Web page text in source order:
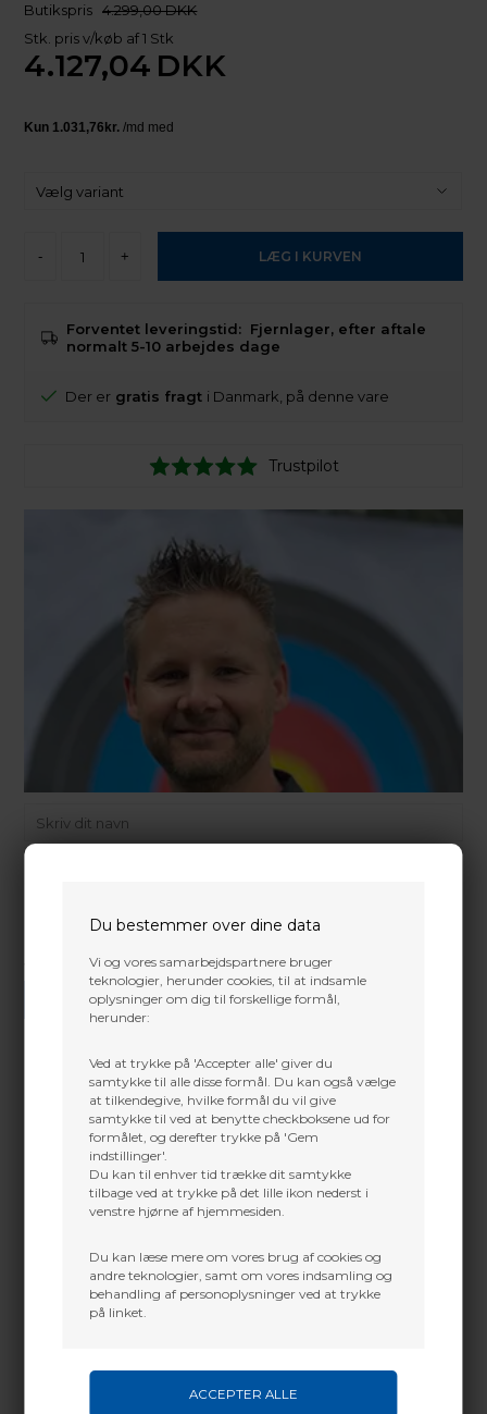
Du bestemmer over dine data
Vi og vores samarbejdspartnere bruger
teknologier, herunder cookies, til at indsamle
oplysninger om dig til forskellige formål,
herunder:
Ved at trykke på 'Accepter alle' giver du
samtykke til alle disse formål. Du kan også vælge
at tilkendegive, hvilke formål du vil give
samtykke til ved at benytte checkboksene ud for
formålet, og derefter trykke på 'Gem
indstillinger'.
Du kan til enhver tid trække dit samtykke
tilbage ved at trykke på det lille ikon nederst i
venstre hjørne af hjemmesiden.
Du kan læse mere om vores brug af cookies og
andre teknologier, samt om vores indsamling og
behandling af personoplysninger ved at trykke
på linket.
Butikspris 4.299,00 DKK
Stk. pris v/køb af 1 Stk
4.127,04 DKK
- +
Forventet leveringstid: Fjernlager, efter aftale
normalt 5-10 arbejdes dage
Der er gratis fragt i Danmark, på denne vare
Trustpilot
Martin Damsbo
Sjælland
+45 2751 3356
martin@baldurs-archery.dk
+45 9718 3356
kontakt@baldurs-archery.dk
Vi gør vores bedste for at besvare alle henvendelser indenfor 24 timer.
SEND SPØRGSMÅL
Mere info
Hvorfor vi har lavet den...
Stille, varm og alsidig–Stratus 2.0 Jacket
MedWINDSTOPPER® by GORE-TEX Labs
fungerer jakken som et vindtæt skjold, der holder
dig varm og fokuseret, uanset om du jager i de
tidlige efterårsdage eller i de kolde vinteruger.
temperaturen falder.
anti-pilling yderstofer ekstremt lydsvagt